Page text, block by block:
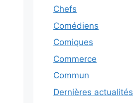
Chefs
Comédiens
Comiques
Commerce
Commun
Dernières actualités